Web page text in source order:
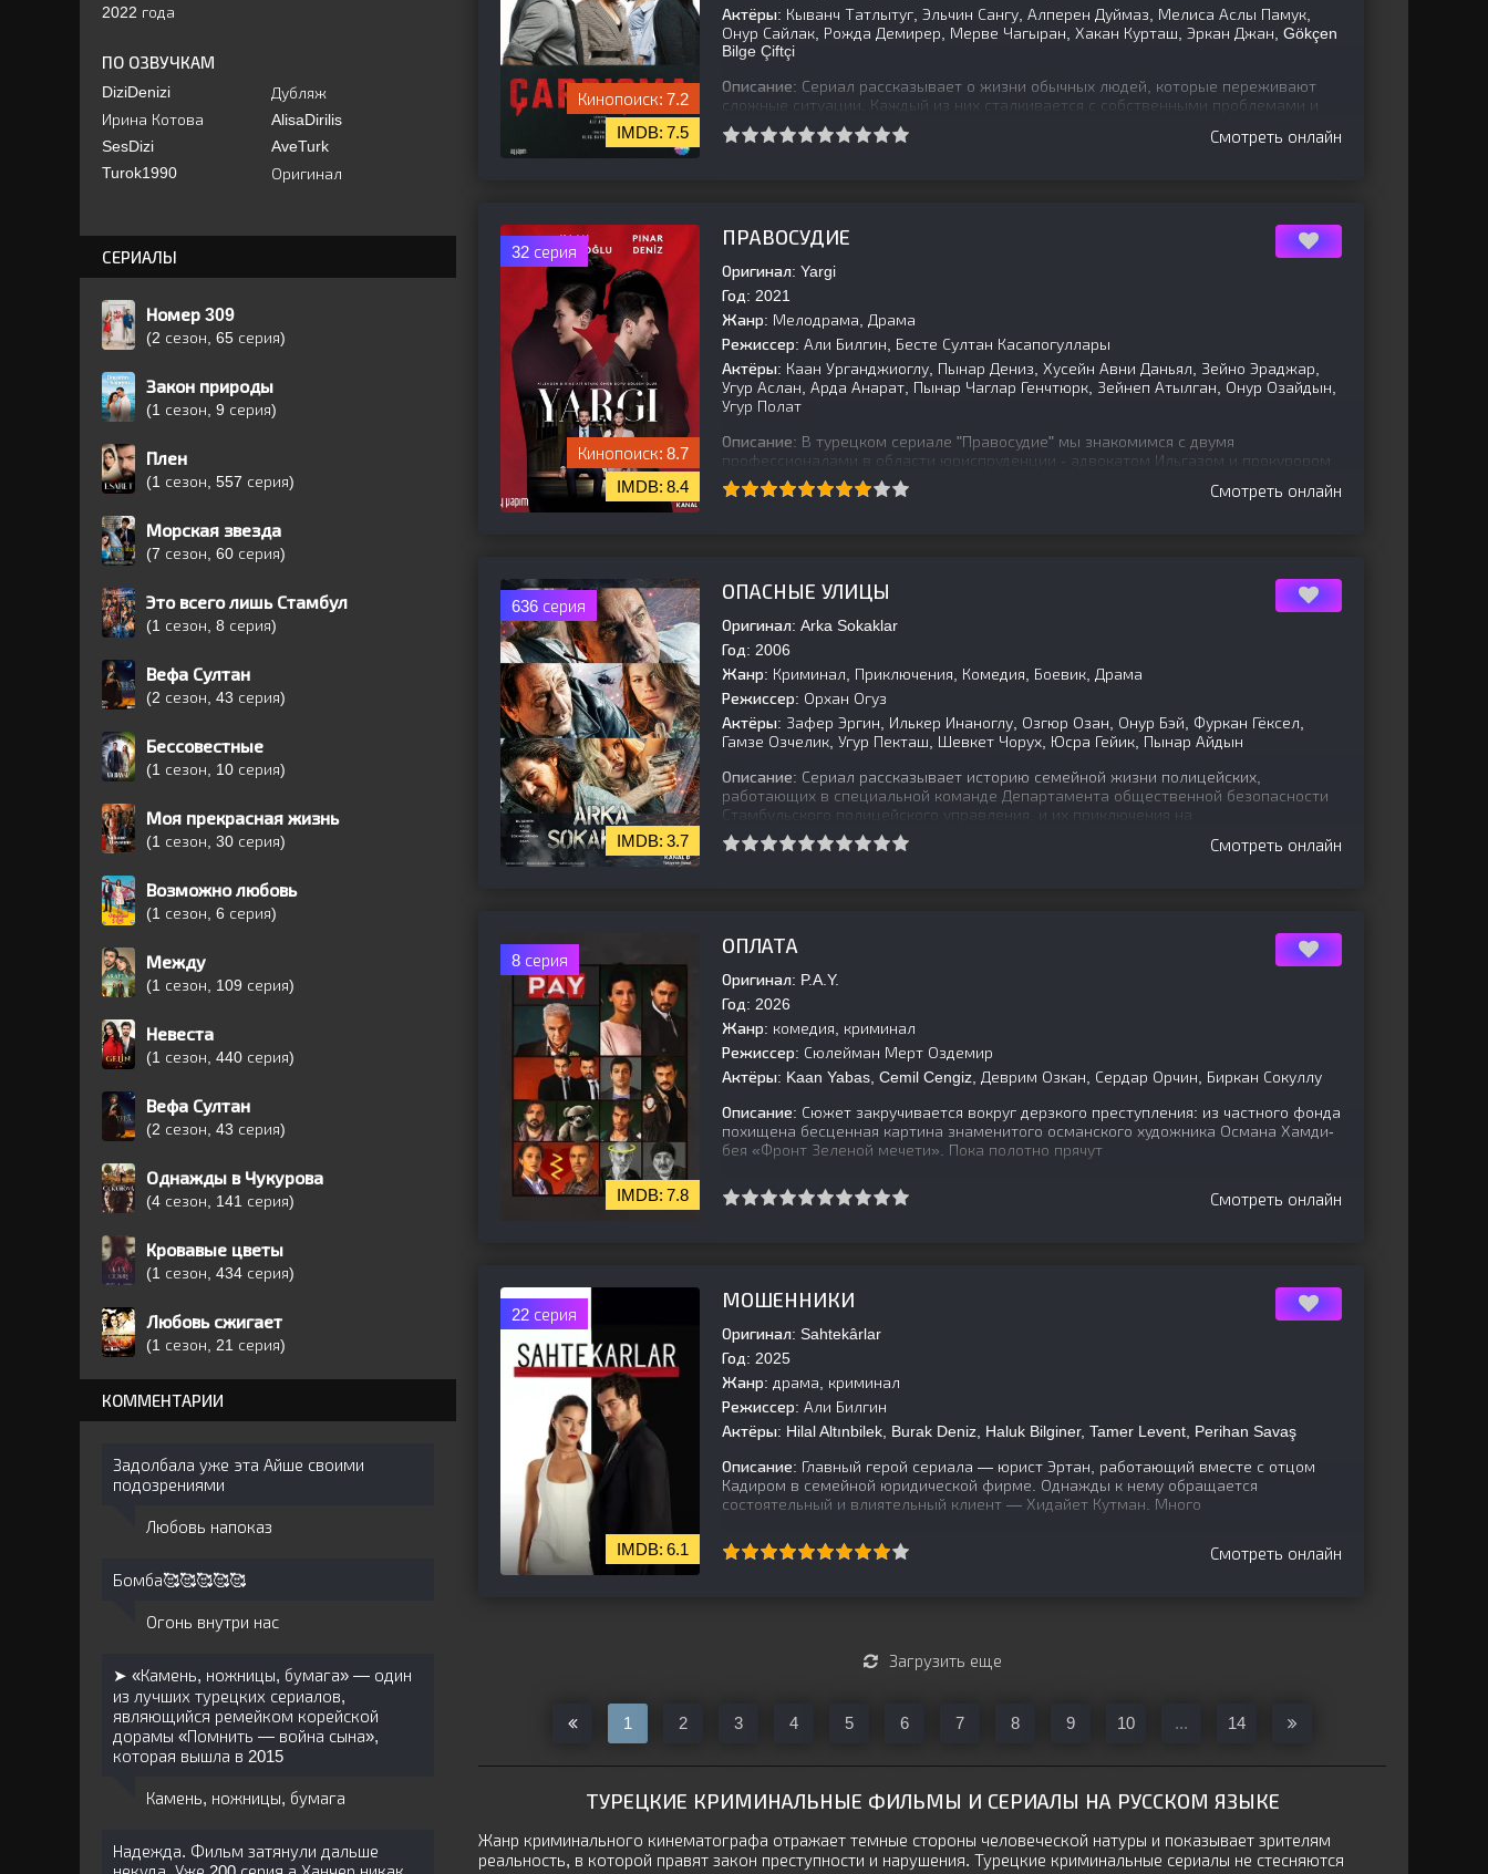
ТУРЕЦКИЕ КРИМИНАЛЬНЫЕ ФИЛЬМЫ И СЕРИАЛЫ НА РУССКОМ ЯЗЫКЕ
Жанр криминального кинематографа отражает темные стороны человеческой натуры и показывает зрителям
реальность, в которой правят закон преступности и нарушения. Турецкие криминальные сериалы не стесняются
7.2
7.5
Актёры: Кыванч Татлытуг, Эльчин Сангу, Алперен Дуймаз, Мелиса Аслы Памук,
Онур Сайлак, Рожда Демирер, Мерве Чагыран, Хакан Курташ, Эркан Джан, Gökçen
Bilge Çiftçi
Описание: Сериал рассказывает о жизни обычных людей, которые переживают
сложные ситуации. Каждый из них сталкивается с собственными проблемами и
сомнениями, пытаясь найти свое место в мире. Главный
Смотреть онлайн
32 серия
8.7
8.4
ПРАВОСУДИЕ
Оригинал: Yargi
Год: 2021
Жанр: Мелодрама, Драма
Режиссер: Али Билгин, Бесте Султан Касапогуллары
Актёры: Каан Урганджиоглу, Пынар Дениз, Хусейн Авни Даньял, Зейно Эраджар,
Угур Аслан, Арда Анарат, Пынар Чаглар Генчтюрк, Зейнеп Атылган, Онур Озайдын,
Угур Полат
Описание: В турецком сериале "Правосудие" мы знакомимся с двумя
профессионалами в области юриспруденции - адвокатом Ильгазом и прокурором
Джейлин. Вместе им приходится расследовать
Смотреть онлайн
636 серия
3.7
ОПАСНЫЕ УЛИЦЫ
Оригинал: Arka Sokaklar
Год: 2006
Жанр: Криминал, Приключения, Комедия, Боевик, Драма
Режиссер: Орхан Огуз
Актёры: Зафер Эргин, Илькер Инаноглу, Озгюр Озан, Онур Бэй, Фуркан Гёксел,
Гамзе Озчелик, Угур Пекташ, Шевкет Чорух, Юсра Гейик, Пынар Айдын
Описание: Сериал рассказывает историю семейной жизни полицейских,
работающих в специальной команде Департамента общественной безопасности
Стамбульского полицейского управления, и их приключения на
Смотреть онлайн
8 серия
7.8
ОПЛАТА
Оригинал: P.A.Y.
Год: 2026
Жанр: комедия, криминал
Режиссер: Сюлейман Мерт Оздемир
Актёры: Kaan Yabas, Cemil Cengiz, Деврим Озкан, Сердар Орчин, Биркан Сокуллу
Описание: Сюжет закручивается вокруг дерзкого преступления: из частного фонда
похищена бесценная картина знаменитого османского художника Османа Хамди-
бея «Фронт Зеленой мечети». Пока полотно прячут
Смотреть онлайн
22 серия
6.1
МОШЕННИКИ
Оригинал: Sahtekârlar
Год: 2025
Жанр: драма, криминал
Режиссер: Али Билгин
Актёры: Hilal Altınbilek, Burak Deniz, Haluk Bilginer, Tamer Levent, Perihan Savaş
Описание: Главный герой сериала — юрист Эртан, работающий вместе с отцом
Кадиром в семейной юридической фирме. Однажды к нему обращается
состоятельный и влиятельный клиент — Хидайет Кутман. Много
Смотреть онлайн
Загрузить еще
1 2 3 4 5 6 7 8 9 10 ... 14
2022 года
ПО ОЗВУЧКАМ
DiziDenizi
Ирина Котова
SesDizi
Turok1990
Дубляж
AlisaDirilis
AveTurk
Оригинал
СЕРИАЛЫ
Номер 309
(2 сезон, 65 серия)
Закон природы
(1 сезон, 9 серия)
Плен
(1 сезон, 557 серия)
Морская звезда
(7 сезон, 60 серия)
Это всего лишь Стамбул
(1 сезон, 8 серия)
Вефа Султан
(2 сезон, 43 серия)
Бессовестные
(1 сезон, 10 серия)
Моя прекрасная жизнь
(1 сезон, 30 серия)
Возможно любовь
(1 сезон, 6 серия)
Между
(1 сезон, 109 серия)
Невеста
(1 сезон, 440 серия)
Вефа Султан
(2 сезон, 43 серия)
Однажды в Чукурова
(4 сезон, 141 серия)
Кровавые цветы
(1 сезон, 434 серия)
Любовь сжигает
(1 сезон, 21 серия)
КОММЕНТАРИИ
Задолбала уже эта Айше своими
подозрениями
Любовь напоказ
Бомба🥰🥰🥰🥰🥰
Огонь внутри нас
➤ «Камень, ножницы, бумага» — один
из лучших турецких сериалов,
являющийся ремейком корейской
дорамы «Помнить — война сына»,
которая вышла в 2015
Камень, ножницы, бумага
Надежда. Фильм затянули дальше